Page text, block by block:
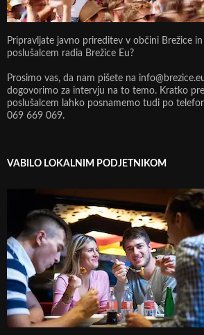
Pripravljate javno prireditev v občini Brežice
poslušalcem radia Brežice Eu?
Prosimo vas, da nam pišete na
dogovorimo za intervju na to temo. Kratko
poslušalcem lahko posnamemo tudi po
069 669 069.
VABILO LOKALNIM PODJETNIKOM